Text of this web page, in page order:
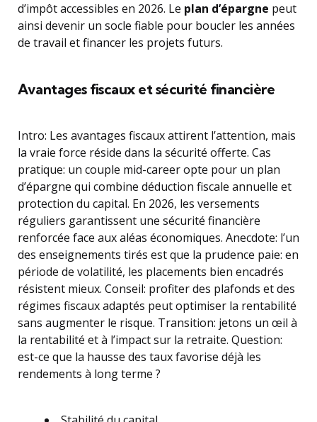
d’impôt accessibles en 2026. Le plan d’épargne peut
ainsi devenir un socle fiable pour boucler les années
de travail et financer les projets futurs.
Avantages fiscaux et sécurité financière
Intro: Les avantages fiscaux attirent l’attention, mais
la vraie force réside dans la sécurité offerte. Cas
pratique: un couple mid-career opte pour un plan
d’épargne qui combine déduction fiscale annuelle et
protection du capital. En 2026, les versements
réguliers garantissent une sécurité financière
renforcée face aux aléas économiques. Anecdote: l’un
des enseignements tirés est que la prudence paie: en
période de volatilité, les placements bien encadrés
résistent mieux. Conseil: profiter des plafonds et des
régimes fiscaux adaptés peut optimiser la rentabilité
sans augmenter le risque. Transition: jetons un œil à
la rentabilité et à l’impact sur la retraite. Question:
est-ce que la hausse des taux favorise déjà les
rendements à long terme ?